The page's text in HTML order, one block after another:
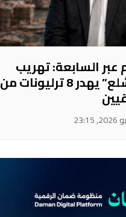
السابعة: تهريب
بطريقة “الشلع” يهدر 8 ترليونات من